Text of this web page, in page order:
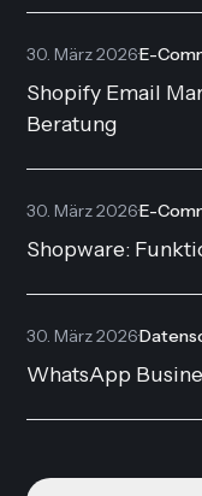
30. März 2026·E-
Shopify Email
Beratung
30. März 2026·E-
Shopware:
30. März 2026·
WhatsApp